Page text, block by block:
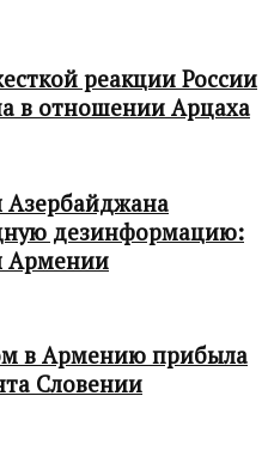
реакции России
в отношении Арцаха
дезинформацию:
Армении
в Армению прибыла
Словении